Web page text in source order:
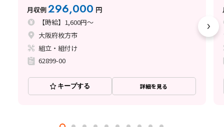
月収例296,000 円
【時給】1,600円～
大阪府枚方市
組立・組付け
62899-00
キープする 詳細を見る